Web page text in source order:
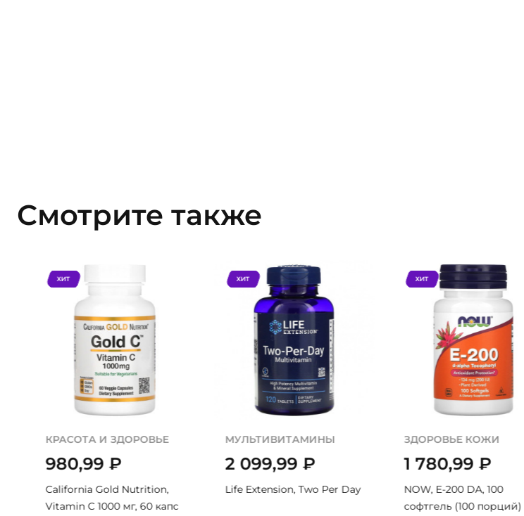
Смотрите также
ХИТ
КРАСОТА И ЗДОРОВЬЕ
980,99₽
California Gold Nutrition,
Vitamin C 1000 мг, 60 капс
ХИТ
МУЛЬТИВИТАМИНЫ
2 099,99₽
Life Extension, Two Per Day
ХИТ
ЗДОРОВЬЕ КОЖИ
1 780,99₽
NOW, E-200 DA, 100
софтгель (100 порций)